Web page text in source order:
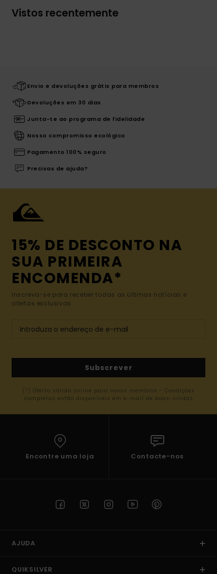
Vistos recentemente
Envio e devoluções grátis para membros
Devoluções em 30 dias
Junta-te ao programa de fidelidade
Nosso compromisso ecológico
Pagamento 100% seguro
Precisas de ajuda?
15% DE DESCONTO NA
SUA PRIMEIRA
ENCOMENDA*
Inscreva-se para receber todas as últimas notícias e
ofertas exclusivas.
Subscrever
(*) Oferta válida online para novos membros - Condições
completas estão disponíveis em e-mail de boas-vindas
Encontre uma loja Contacte-nos
AJUDA
QUIKSILVER